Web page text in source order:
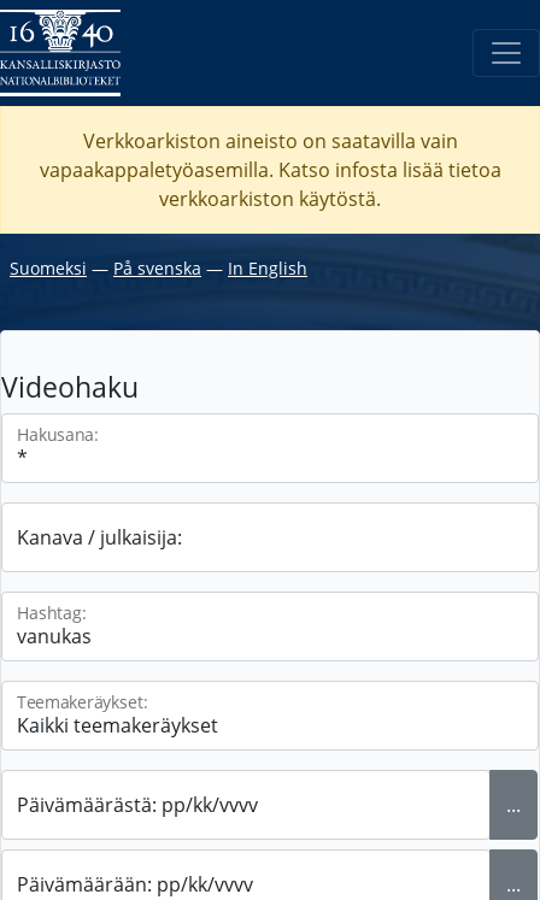
Verkkoarkiston aineisto on saatavilla vain
vapaakappaletyöasemilla. Katso infosta lisää tietoa
verkkoarkiston käytöstä.
Suomeksi ― På svenska ― In English
Videohaku
Hakusana:
Kanava / julkaisija:
Hashtag:
Teemakeräykset:
Päivämäärästä: pp/kk/vvvv ...
Päivämäärään: pp/kk/vvvv ...